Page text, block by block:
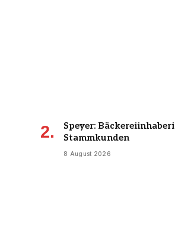
Speyer:
Stammkunden
8 August 2026